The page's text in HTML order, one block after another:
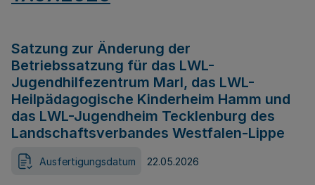
Satzung zur Änderung der
Betriebssatzung für das LWL-
Jugendhilfezentrum Marl, das LWL-
Heilpädagogische Kinderheim Hamm und
das LWL-Jugendheim Tecklenburg des
Landschaftsverbandes Westfalen-Lippe
Ausfertigungsdatum 22.05.2026